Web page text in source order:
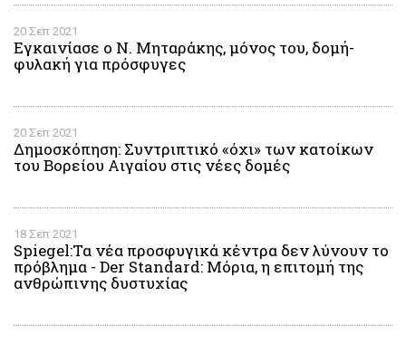
20 Σεπ 2021
Εγκαινίασε ο Ν. Μηταράκης, μόνος του, δομή-
φυλακή για πρόσφυγες
20 Σεπ 2021
Δημοσκόπηση: Συντριπτικό «όχι» των κατοίκων
του Βορείου Αιγαίου στις νέες δομές
18 Σεπ 2021
Spiegel:Τα νέα προσφυγικά κέντρα δεν λύνουν το
πρόβλημα - Der Standard: Μόρια, η επιτομή της
ανθρώπινης δυστυχίας